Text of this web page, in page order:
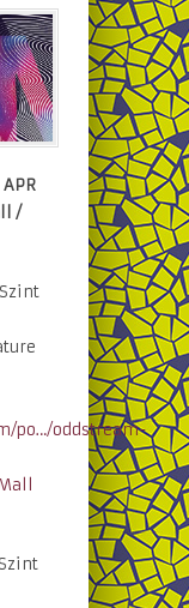
APR
/
po…/oddstream-